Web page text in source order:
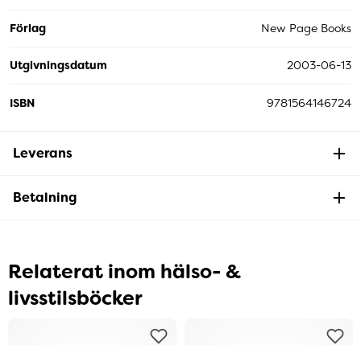
Förlag New Page Books
Utgivningsdatum 2003-06-13
ISBN 9781564146724
Leverans
Betalning
Relaterat inom hälso- &
livsstilsböcker